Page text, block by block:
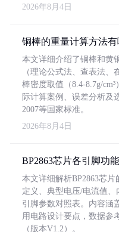
2026年8月4日
铜棒的重量计算方法
本文详细介绍了铜棒和黄
（理论公式法、查表法
棒密度取值（8.4-8.7g/
际计算案例、误差分析及
2007等国家标准。
2026年8月4日
BP2863芯片各引脚功能
本文详细解析BP2863芯
定义、典型电压/电流值
引脚参数对照表。内容涵
用电路设计要点，数据参
（版本V1.2）。